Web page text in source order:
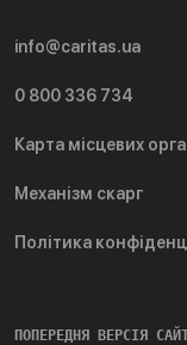
info@caritas.ua
0 800 336 734
Карта місцевих
Механізм скарг
Політика
ПОПЕРЕДНЯ ВЕРСІЯ